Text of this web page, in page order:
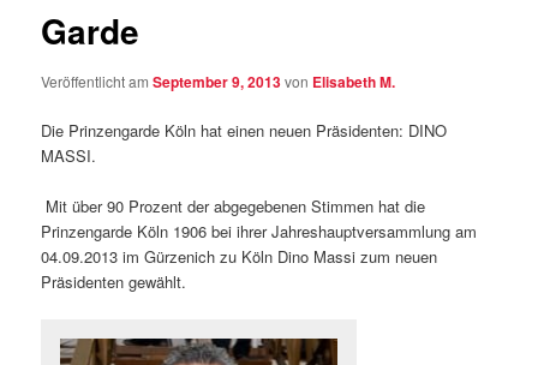
Garde
Veröffentlicht amSeptember 9, 2013von Elisabeth M.
Die Prinzengarde Köln hat einen neuen Präsidenten: DINO
MASSI.
Mit über 90 Prozent der abgegebenen Stimmen hat die
Prinzengarde Köln 1906 bei ihrer Jahreshauptversammlung am
04.09.2013 im Gürzenich zu Köln Dino Massi zum neuen
Präsidenten gewählt.